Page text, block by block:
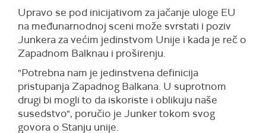
Upravo se pod inicijativom za jačanje uloge EU
na međunarnodnoj sceni može svrstati i poziv
Junkera za većim jedinstvom Unije i kada je reč o
Zapadnom Balknau i proširenju.
"Potrebna nam je jedinstvena definicija
pristupanja Zapadnog Balkana. U suprotnom
drugi bi mogli to da iskoriste i oblikuju naše
susedstvo", poručio je Junker tokom svog
govora o Stanju unije.